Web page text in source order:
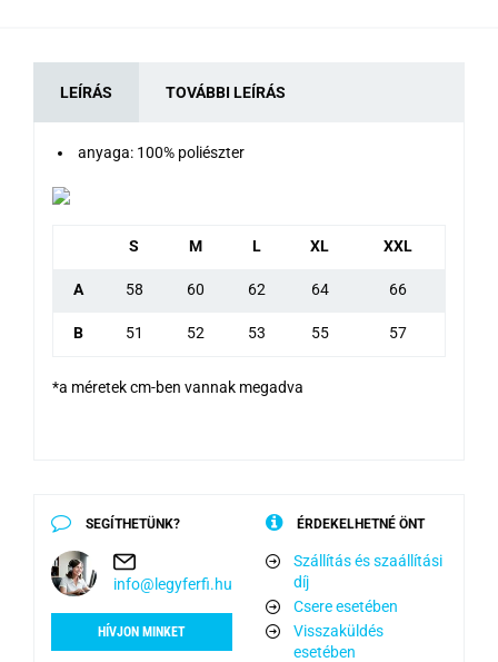
LEÍRÁS TOVÁBBI LEÍRÁS
anyaga: 100% poliészter
S M L XL XXL
A 58 60 62 64 66
B 51 52 53 55 57
*a méretek cm-ben vannak megadva
SEGÍTHETÜNK?
info@legyferfi.hu
HÍVJON MINKET
ÉRDEKELHETNÉ ÖNT
Szállítás és szaállítási
díj
Csere esetében
Visszaküldés
esetében